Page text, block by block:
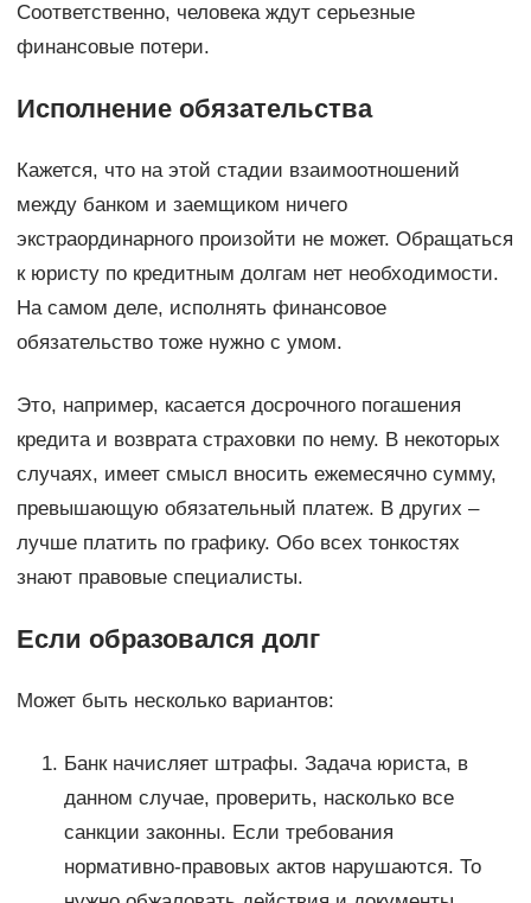
Соответственно, человека ждут серьезные
финансовые потери.
Исполнение обязательства
Кажется, что на этой стадии взаимоотношений
между банком и заемщиком ничего
экстраординарного произойти не может. Обращаться
к юристу по кредитным долгам нет необходимости.
На самом деле, исполнять финансовое
обязательство тоже нужно с умом.
Это, например, касается досрочного погашения
кредита и возврата страховки по нему. В некоторых
случаях, имеет смысл вносить ежемесячно сумму,
превышающую обязательный платеж. В других –
лучше платить по графику. Обо всех тонкостях
знают правовые специалисты.
Если образовался долг
Может быть несколько вариантов:
Банк начисляет штрафы. Задача юриста, в
данном случае, проверить, насколько все
санкции законны. Если требования
нормативно-правовых актов нарушаются. То